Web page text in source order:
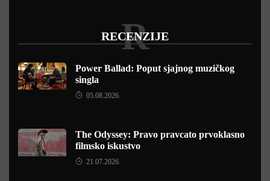
RECENZIJE
R
Power Ballad: Poput sjajnog muzičkog
singla
05.08.2026.
The Odyssey: Pravo pravcato prvoklasno
filmsko iskustvo
21.07.2026.